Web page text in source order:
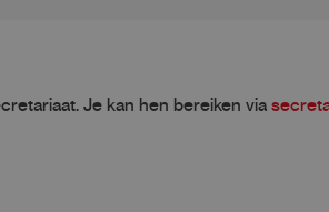
Je kan hen bereiken via